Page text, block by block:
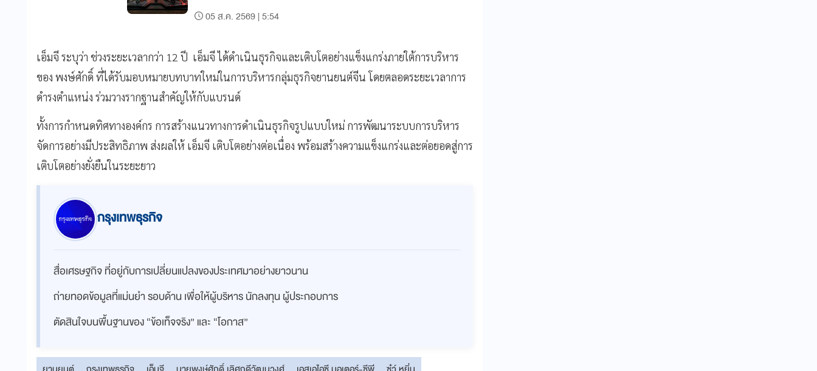
05 ส.ค. 2569 | 5:54
เอ็มจี ระบุว่า ช่วงระยะเวลากว่า 12 ปี เอ็มจี ได้ดำเนินธุรกิจและเติบโตอย่างแข็งแกร่งภายใต้การบริหาร
ของ พงษ์ศักดิ์ ที่ได้รับมอบหมายบทบาทใหม่ในการบริหารกลุ่มธุรกิจยานยนต์จีน โดยตลอดระยะเวลาการ
ดำรงตำแหน่ง ร่วมวางรากฐานสำคัญให้กับแบรนด์
ทั้งการกำหนดทิศทางองค์กร การสร้างแนวทางการดำเนินธุรกิจรูปแบบใหม่ การพัฒนาระบบการบริหาร
จัดการอย่างมีประสิทธิภาพ ส่งผลให้ เอ็มจี เติบโตอย่างต่อเนื่อง พร้อมสร้างความแข็งแกร่งและต่อยอดสู่การ
เติบโตอย่างยั่งยืนในระยะยาว
กรุงเทพธุรกิจ
สื่อเศรษฐกิจ ที่อยู่กับการเปลี่ยนแปลงของประเทศมาอย่างยาวนาน
ถ่ายทอดข้อมูลที่แม่นยำ รอบด้าน เพื่อให้ผู้บริหาร นักลงทุน ผู้ประกอบการ
ตัดสินใจบนพื้นฐานของ “ข้อเท็จจริง” และ “โอกาส”